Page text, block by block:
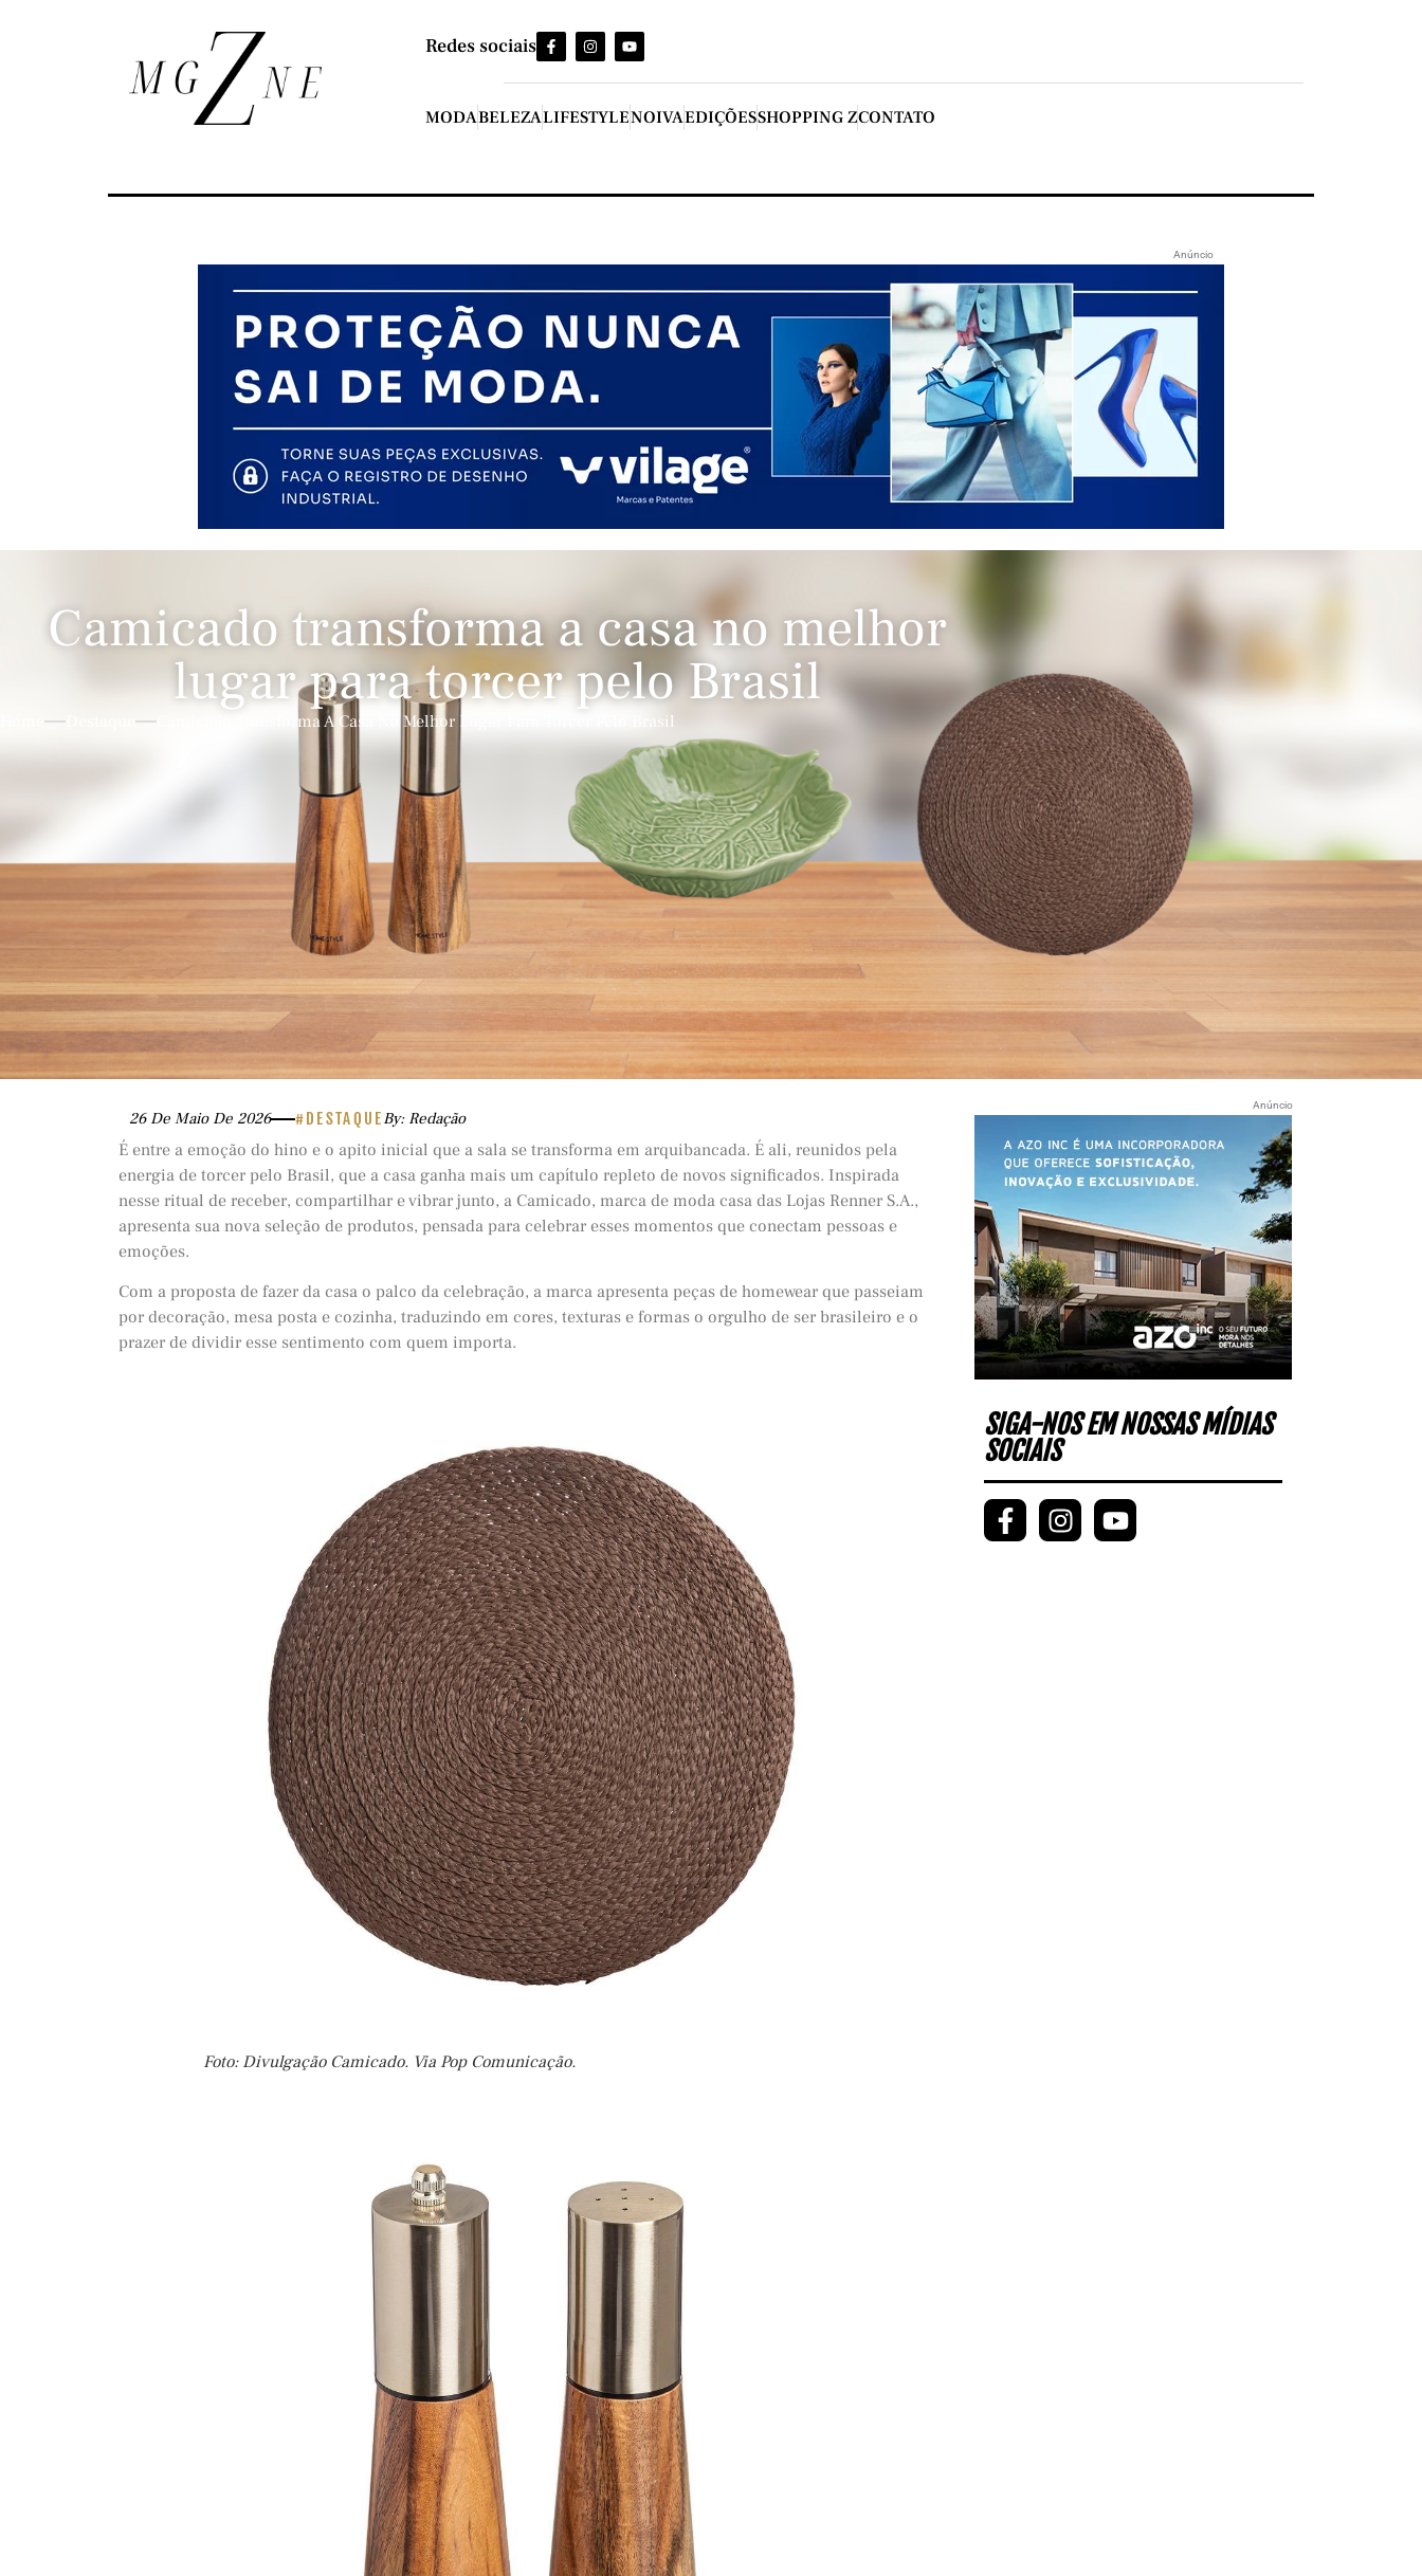
Redes sociais
MODABELEZALIFESTYLENOIVAEDIÇÕESSHOPPING ZCONTATO
Anúncio
Camicado transforma a casa no melhor
lugar para torcer pelo Brasil
Camicado Transforma A Casa No Melhor Lugar Para Torcer Pelo Brasil
26 De Maio De 2026 #DESTAQUEBy: Redação
É entre a emoção do hino e o apito inicial que a sala se transforma em arquibancada. É ali, reunidos pela
energia de torcer pelo Brasil, que a casa ganha mais um capítulo repleto de novos significados. Inspirada
nesse ritual de receber, compartilhar e vibrar junto, a Camicado, marca de moda casa das Lojas Renner S.A.,
apresenta sua nova seleção de produtos, pensada para celebrar esses momentos que conectam pessoas e
emoções.
Com a proposta de fazer da casa o palco da celebração, a marca apresenta peças de homewear que passeiam
por decoração, mesa posta e cozinha, traduzindo em cores, texturas e formas o orgulho de ser brasileiro e o
prazer de dividir esse sentimento com quem importa.
Foto: Divulgação Camicado. Via Pop Comunicação.
Anúncio
SIGA-NOS EM NOSSAS MÍDIAS
SOCIAIS